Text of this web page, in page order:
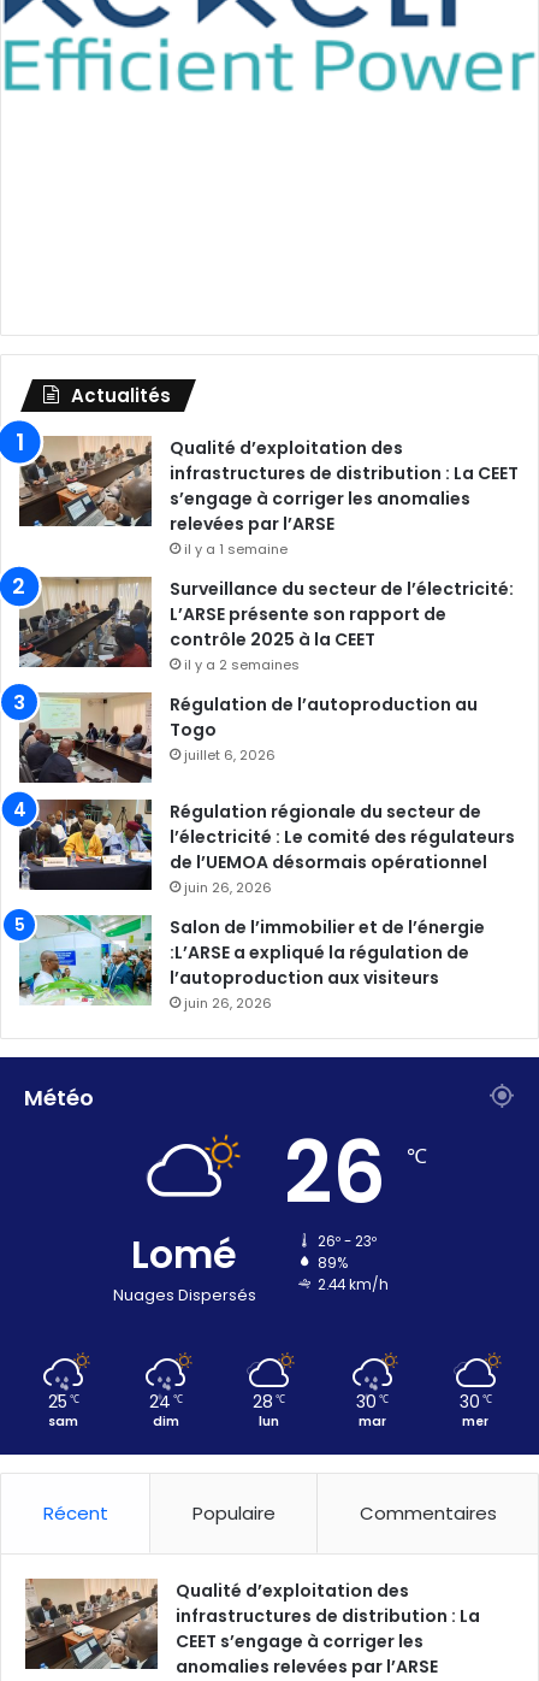
Actualités
Qualité d’exploitation des
infrastructures de distribution : La CEET
s’engage à corriger les anomalies
relevées par l’ARSE
il y a 1 semaine
Surveillance du secteur de l’électricité:
L’ARSE présente son rapport de
contrôle 2025 à la CEET
il y a 2 semaines
Régulation de l’autoproduction au
Togo
juillet 6, 2026
Régulation régionale du secteur de
l’électricité : Le comité des régulateurs
de l’UEMOA désormais opérationnel
juin 26, 2026
Salon de l’immobilier et de l’énergie
:L’ARSE a expliqué la régulation de
l’autoproduction aux visiteurs
juin 26, 2026
Météo
Lomé
Nuages Dispersés
26 ℃
26º - 23º
89%
2.44 km/h
25 ℃
sam
24 ℃
dim
28 ℃
lun
30 ℃
mar
30 ℃
mer
Récent Populaire Commentaires
Qualité d’exploitation des
infrastructures de distribution : La
CEET s’engage à corriger les
anomalies relevées par l’ARSE